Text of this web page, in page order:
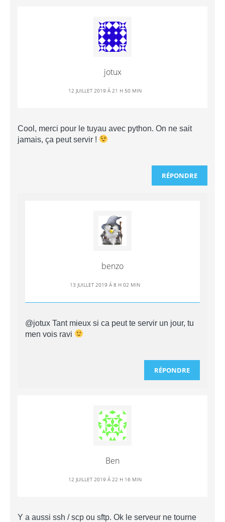
jotux
12 JUILLET 2019 Á 21 H 50 MIN
Cool, merci pour le tuyau avec python. On ne sait
jamais, ça peut servir !
RÉPONDRE
benzo
13 JUILLET 2019 Á 8 H 02 MIN
@jotux Tant mieux si ca peut te servir un jour, tu
men vois ravi
RÉPONDRE
Ben
12 JUILLET 2019 Á 22 H 16 MIN
Y a aussi ssh / scp ou sftp. Ok le serveur ne tourne